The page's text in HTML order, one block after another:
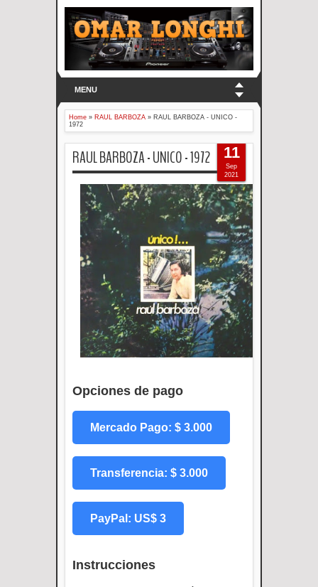
MENU
Home » RAUL BARBOZA » RAUL BARBOZA - UNICO -
1972
RAUL BARBOZA - UNICO - 1972
Opciones de pago
Mercado Pago: $ 3.000
Transferencia: $ 3.000
PayPal: US$ 3
Instrucciones
11
Sep
2021